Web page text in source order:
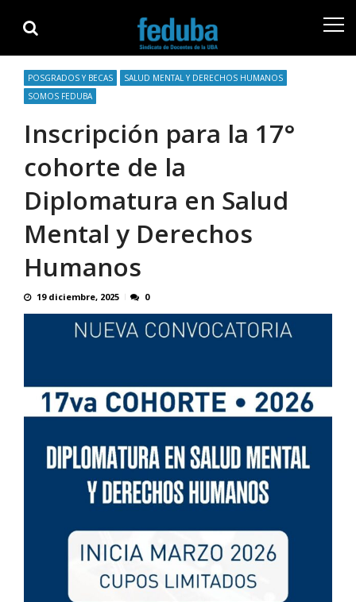
navigation
content
POSGRADOS Y BECAS
SALUD MENTAL Y DERECHOS HUMANOS
SOMOS FEDUBA
Inscripción para la 17°
cohorte de la
Diplomatura en Salud
Mental y Derechos
Humanos
19 diciembre, 2025 0